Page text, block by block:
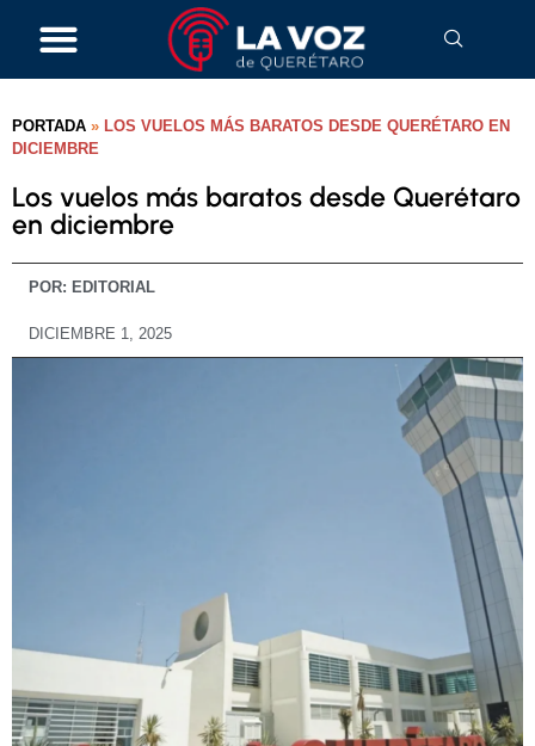
PORTADA » LOS VUELOS MÁS BARATOS DESDE QUERÉTARO EN
DICIEMBRE
Los vuelos más baratos desde Querétaro
en diciembre
POR: EDITORIAL
DICIEMBRE 1, 2025